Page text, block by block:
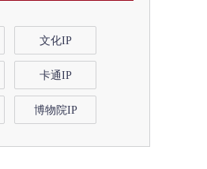
文化IP
卡通IP
博物院IP